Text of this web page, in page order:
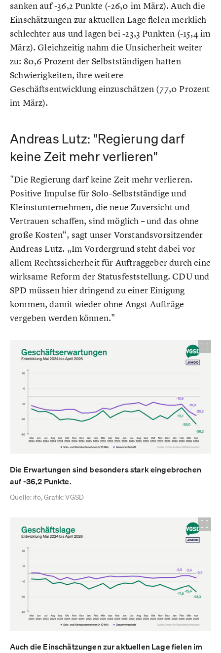
sanken auf -36,2 Punkte (-26,0 im März). Auch die
Einschätzungen zur aktuellen Lage fielen merklich
schlechter aus und lagen bei -23,3 Punkten (-15,4 im
März). Gleichzeitig nahm die Unsicherheit weiter
zu: 80,6 Prozent der Selbstständigen hatten
Schwierigkeiten, ihre weitere
Geschäftsentwicklung einzuschätzen (77,0 Prozent
im März).
Andreas Lutz: "Regierung darf
keine Zeit mehr verlieren"
"Die Regierung darf keine Zeit mehr verlieren.
Positive Impulse für Solo-Selbstständige und
Kleinstunternehmen, die neue Zuversicht und
Vertrauen schaffen, sind möglich – und das ohne
große Kosten“, sagt unser Vorstandsvorsitzender
Andreas Lutz. „Im Vordergrund steht dabei vor
allem Rechtssicherheit für Auftraggeber durch eine
wirksame Reform der Statusfeststellung. CDU und
SPD müssen hier dringend zu einer Einigung
kommen, damit wieder ohne Angst Aufträge
vergeben werden können."
Die Erwartungen sind besonders stark eingebrochen
auf -36,2 Punkte.
Quelle: ifo, Grafik: VGSD
Auch die Einschätzungen zur aktuellen Lage fielen im